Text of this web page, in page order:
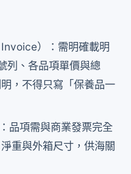
）：需明確載明
列、各品項單價與總
，不得只寫「保養品一
品項需與商業發票完全
重與外箱尺寸，供海關